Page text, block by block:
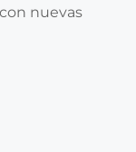
nuevas